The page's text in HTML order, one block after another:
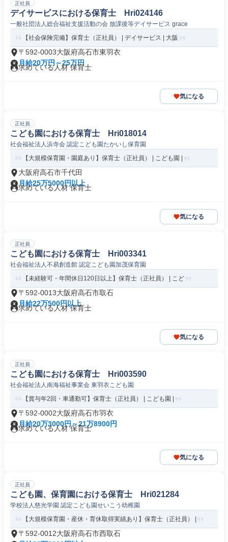
正社員
デイサービスにおける保育士 Hri024146
一般社団法人総合福祉支援活動の会 放課後等デイサービス grace
【社会保険完備】保育士（正社員） | デイサービス | 大阪
〒592-0003大阪府高石市東羽衣
月給20万円～25万円
求めている人材 保育士
気になる
正社員
こども園における保育士 Hri018014
社会福祉法人浜寺会 認定こども園たかいし保育園
【大規模保育園・園庭あり】保育士（正社員） | こども園 |
大阪府高石市千代田
月給25万5000円以上
求めている人材 保育士
気になる
正社員
こども園における保育士 Hri003341
社会福祉法人不易創造館 認定こども園加茂保育園
【未経験可・年間休日120日以上】保育士（正社員） | こど
〒592-0013大阪府高石市取石
月給22万500円以上
求めている人材 保育士
気になる
正社員
こども園における保育士 Hri003590
社会福祉法人南海福祉事業会 東羽衣こども園
【賞与年2回・車通勤可】保育士（正社員） | こども園 |
〒592-0002大阪府高石市羽衣
月給20万3000円～21万8900円
求めている人材 保育士
気になる
正社員
こども園、保育園における保育士 Hri021284
学校法人慈光学園 認定こども園せいこう幼稚園
【大規模保育園・産休・育休取得実績あり】保育士（正社員） |
〒592-0012大阪府高石市西取石